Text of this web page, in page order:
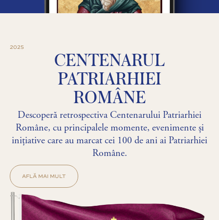
2025
CENTENARUL
PATRIARHIEI
ROMÂNE
Descoperă retrospectiva Centenarului Patriarhiei
Române, cu principalele momente, evenimente și
inițiative care au marcat cei 100 de ani ai Patriarhiei
Române.
AFLĂ MAI MULT